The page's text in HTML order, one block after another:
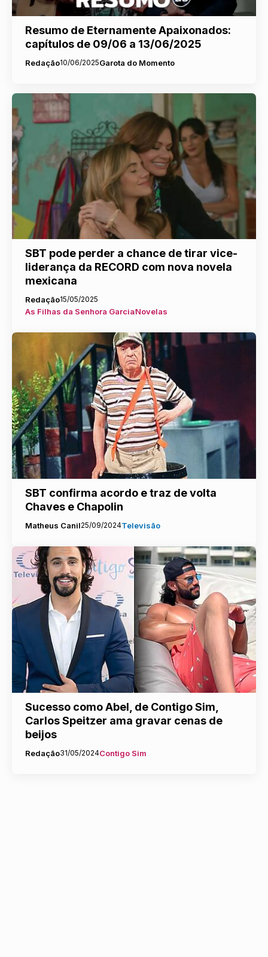
Resumo de Eternamente Apaixonados:
capítulos de 09/06 a 13/06/2025
Redação10/06/2025Garota do Momento
SBT pode perder a chance de tirar vice-
liderança da RECORD com nova novela
mexicana
Redação15/05/2025
As Filhas da Senhora GarciaNovelas
SBT confirma acordo e traz de volta
Chaves e Chapolin
Matheus Canil25/09/2024Televisão
Sucesso como Abel, de Contigo Sim,
Carlos Speitzer ama gravar cenas de
beijos
Redação31/05/2024Contigo Sim